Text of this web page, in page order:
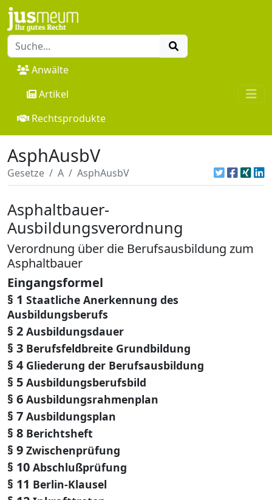
Anwälte
Artikel
Rechtsprodukte
AsphAusbV
Gesetze A AsphAusbV
Asphaltbauer-
Ausbildungsverordnung
Verordnung über die Berufsausbildung zum
Asphaltbauer
Eingangsformel
§ 1 Staatliche Anerkennung des
Ausbildungsberufs
§ 2 Ausbildungsdauer
§ 3 Berufsfeldbreite Grundbildung
§ 4 Gliederung der Berufsausbildung
§ 5 Ausbildungsberufsbild
§ 6 Ausbildungsrahmenplan
§ 7 Ausbildungsplan
§ 8 Berichtsheft
§ 9 Zwischenprüfung
§ 10 Abschlußprüfung
§ 11 Berlin-Klausel